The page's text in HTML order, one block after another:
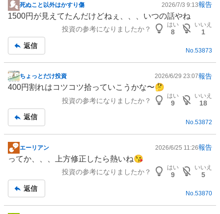
掲
示
事
死ぬこと以外はかすり傷 2026/7/3 9:13報告
1500円が見えてたんだけどねぇ、、、いつの話やね
投資の参考になりましたか？
はい
8
いいえ
1
返信
No.53873
掲
示
事
ちょっとだけ投資 2026/6/29 23:07報告
400円割れはコツコツ拾っていこうかな〜🤔
投資の参考になりましたか？
はい
9
いいえ
18
返信
No. 53872
掲
示
事
エーリアン 2026/6/25 11:26報告
ってか、、、上方修正したら熱いね😘
投資の参考になりましたか？
はい
9
いいえ
5
返信
No.53870